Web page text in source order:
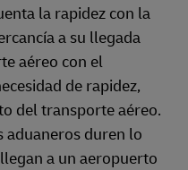
la rapidez con la
a su llegada
aéreo con el
de rapidez,
del transporte aéreo.
aduaneros duren lo
a un aeropuerto